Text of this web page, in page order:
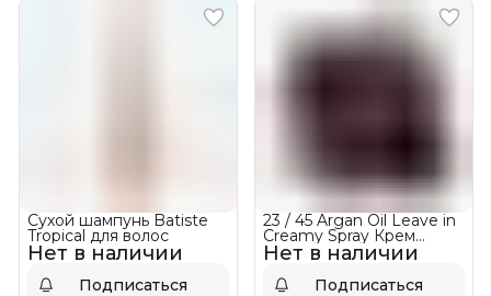
Нет в наличии
Сухой шампунь Batiste
Tropical для волос
Подписаться
Нет в наличии
23 / 45 Argan Oil Leave in
Creamy Spray Крем
спрей термозащита
МЕЛКИЙ ОПТ 10 шт по
250 мл Подписаться